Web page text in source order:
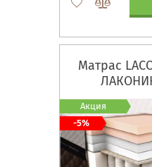
Матрас
Акция
-5%